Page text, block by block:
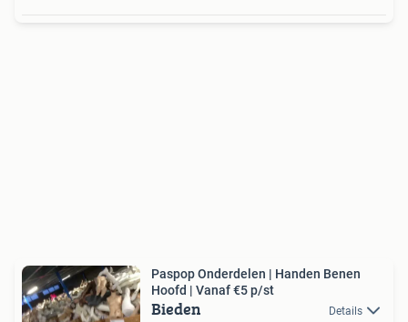
Paspop Onderdelen | Handen Benen
Hoofd | Vanaf €5 p/st
Bieden Details